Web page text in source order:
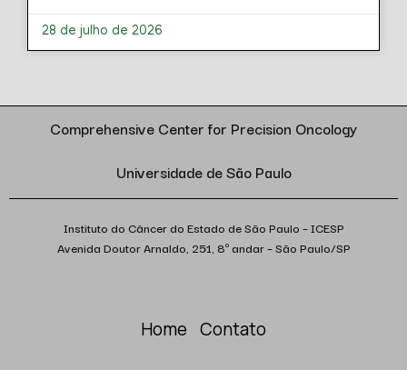
28 de julho de 2026
Comprehensive Center for Precision Oncology
Universidade de São Paulo
Instituto do Câncer do Estado de São Paulo – ICESP
Avenida Doutor Arnaldo, 251, 8º andar – São Paulo/SP
Home Contato